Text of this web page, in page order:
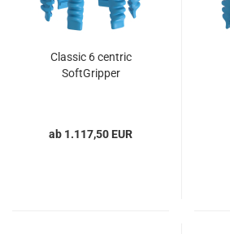
Classic 6 centric
SoftGripper
ab 1.117,50 EUR